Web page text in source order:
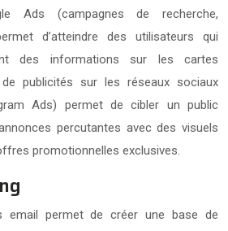
Ads (campagnes de recherche,
d’atteindre des utilisateurs qui
des informations sur les cartes
de publicités sur les réseaux sociaux
Ads) permet de cibler un public
percutantes avec des visuels
promotionnelles exclusives.
email permet de créer une base de